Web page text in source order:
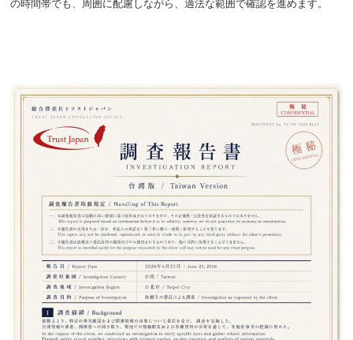
の時間帯でも、周囲に配慮しながら、適法な範囲で確認を進めます。